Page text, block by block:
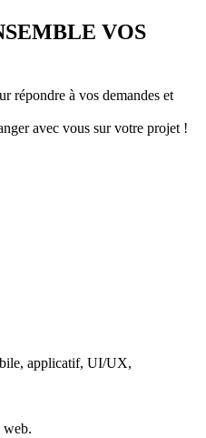
VOS
répondre à vos demandes et
avec vous sur votre projet !
applicatif, UI/UX,
web.